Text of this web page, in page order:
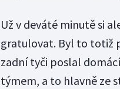
Už v deváté minutě si
gratulovat. Byl to totiž
zadní tyči poslal
týmem, a to hlavně ze